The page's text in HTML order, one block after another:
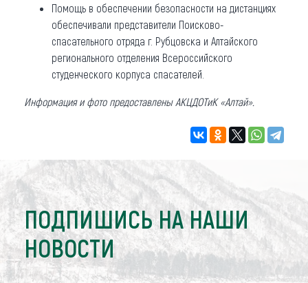
Помощь в обеспечении безопасности на дистанциях
обеспечивали представители Поисково-
спасательного отряда г. Рубцовска и Алтайского
регионального отделения Всероссийского
студенческого корпуса спасателей.
Информация и фото предоставлены АКЦДОТиК «Алтай».
ПОДПИШИСЬ НА НАШИ
НОВОСТИ